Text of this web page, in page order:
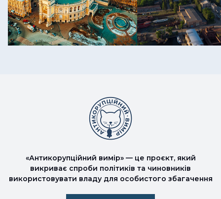
«Антикорупційний вимір» — це проєкт, який
викриває спроби політиків та чиновників
використовувати владу для особистого збагачення